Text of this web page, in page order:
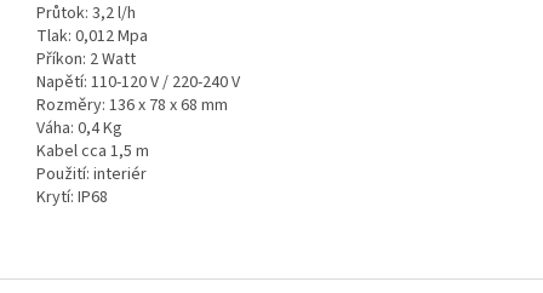
Průtok: 3,2 l/h
Tlak: 0,012 Mpa
Příkon: 2 Watt
Napětí: 110-120 V / 220-240 V
Rozměry: 136 x 78 x 68 mm
Váha: 0,4 Kg
Kabel cca 1,5 m
Použití: interiér
Krytí: IP68